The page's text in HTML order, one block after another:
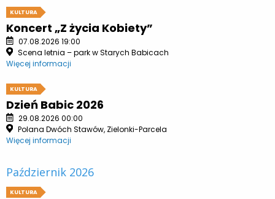
KULTURA
Koncert „Z życia Kobiety”
07.08.2026 19:00
Scena letnia – park w Starych Babicach
Więcej informacji
KULTURA
Dzień Babic 2026
29.08.2026 00:00
Polana Dwóch Stawów, Zielonki-Parcela
Więcej informacji
Październik 2026
KULTURA